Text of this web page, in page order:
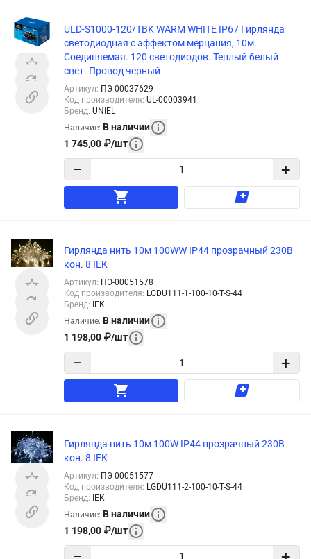
ULD-S1000-120/TBK WARM WHITE IP67 Гирлянда
светодиодная с эффектом мерцания, 10м.
Соединяемая. 120 светодиодов. Теплый белый
свет. Провод черный
Артикул: ПЭ-00037629
Код производителя: UL-00003941
Бренд: UNIEL
Наличие: В наличии
1 745,00 ₽/шт
− +
Гирлянда нить 10м 100WW IP44 прозрачный 230В
кон. 8 IEK
Артикул: ПЭ-00051578
Код производителя: LGDU111-1-100-10-T-S-44
Бренд: IEK
Наличие: В наличии
1 198,00 ₽/шт
− +
Гирлянда нить 10м 100W IP44 прозрачный 230В
кон. 8 IEK
Артикул: ПЭ-00051577
Код производителя: LGDU111-2-100-10-T-S-44
Бренд: IEK
Наличие: В наличии
1 198,00 ₽/шт